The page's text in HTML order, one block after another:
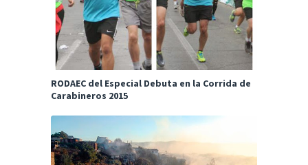
RODAEC del Especial Debuta en la Corrida de
Carabineros 2015